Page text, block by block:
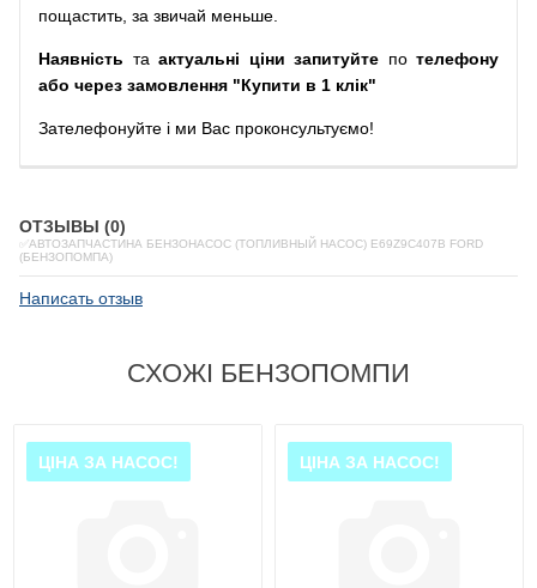
пощастить, за звичай меньше.
Наявність та актуальні ціни запитуйте по телефону
або через замовлення "Купити в 1 клік"
Зателефонуйте і ми Вас проконсультуємо!
ОТЗЫВЫ (0)
✅АВТОЗАПЧАСТИНА БЕНЗОНАСОС (ТОПЛИВНЫЙ НАСОС) E69Z9C407B FORD
(БЕНЗОПОМПА)
Написать отзыв
СХОЖІ БЕНЗОПОМПИ
ЦІНА ЗА НАСОС! ЦІНА ЗА НАСОС!